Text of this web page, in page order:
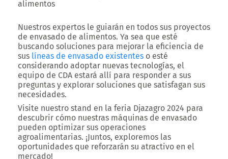
alimentos
Nuestros expertos le guiarán en todos sus proyectos
de envasado de alimentos. Ya sea que esté
buscando soluciones para mejorar la eficiencia de
sus líneas de envasado existentes o esté
considerando adoptar nuevas tecnologías, el
equipo de CDA estará allí para responder a sus
preguntas y explorar soluciones que satisfagan sus
necesidades.
Visite nuestro stand en la feria Djazagro 2024 para
descubrir cómo nuestras máquinas de envasado
pueden optimizar sus operaciones
agroalimentarias. ¡Juntos, exploremos las
oportunidades que reforzarán su atractivo en el
mercado!